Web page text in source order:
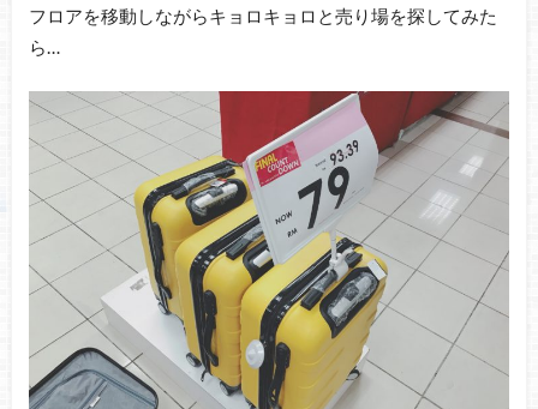
フロアを移動しながらキョロキョロと売り場を探してみた
ら…